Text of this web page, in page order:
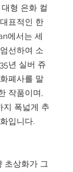
형 은화 컬
표적인 한
에서는 세
선하여 소
년 실버 쥬
폐사를 말
작품이며,
지 폭넓게 추
입니다.
초상화가 그